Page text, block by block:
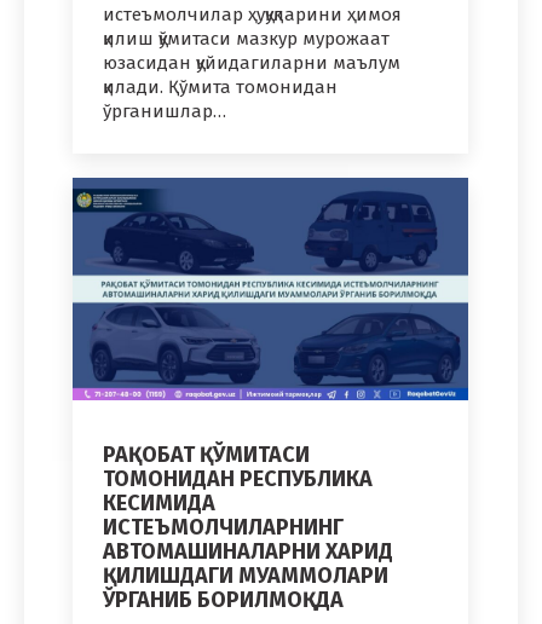
истеъмолчилар ҳуқуқларини ҳимоя
қилиш қўмитаси мазкур мурожаат
юзасидан қуйидагиларни маълум
қилади. Қўмита томонидан
ўрганишлар…
РАҚОБАТ ҚЎМИТАСИ
ТОМОНИДАН РЕСПУБЛИКА
КЕСИМИДА
ИСТЕЪМОЛЧИЛАРНИНГ
АВТОМАШИНАЛАРНИ ХАРИД
ҚИЛИШДАГИ МУАММОЛАРИ
ЎРГАНИБ БОРИЛМОҚДА